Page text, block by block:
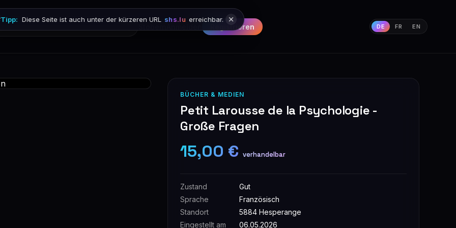
Registrieren DE FR EN
Tipp: Diese Seite ist auch unter der kürzeren URL shs.lu erreichbar.
BÜCHER & MEDIEN
Petit Larousse de la Psychologie -
Große Fragen
15,00 € verhandelbar
Zustand
Gut
Sprache
Französisch
Standort
5884 Hesperange
Eingestellt am
06.05.2026